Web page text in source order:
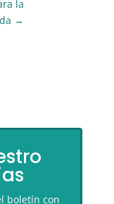
la
→
boletín con